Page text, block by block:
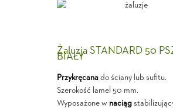
Żaluzja STANDARD 50
BIAŁY
Przykręcanado ściany lub sufitu.
Szerokość lamel 50 mm.
Wyposażone w naciąg